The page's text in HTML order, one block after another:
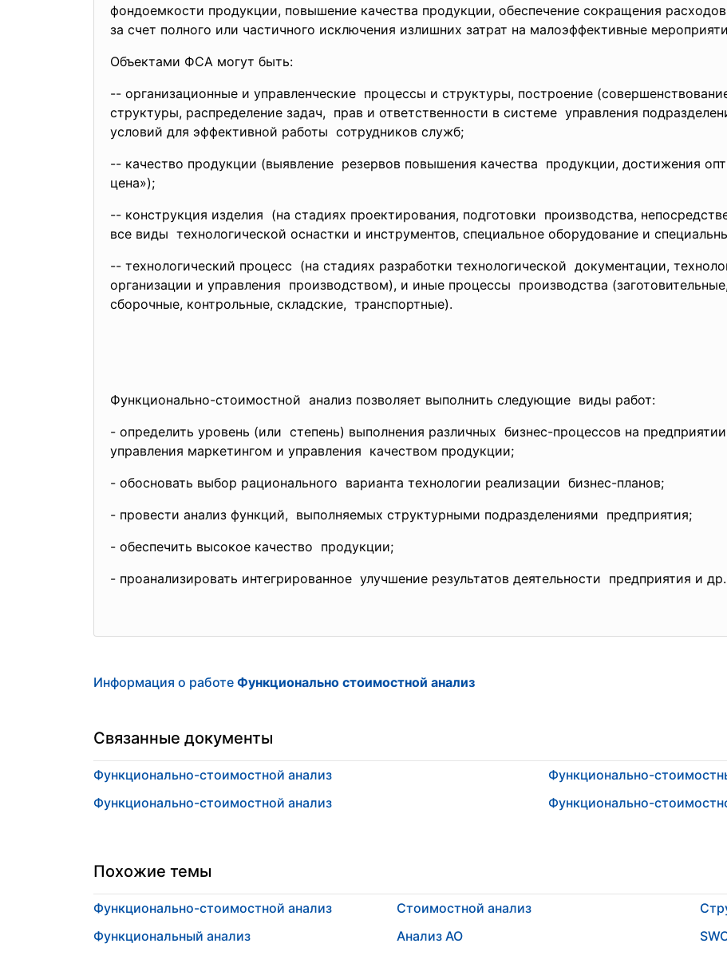
фондоемкости продукции, повышение качества продукции, обеспечение сокращения
за счет полного или частичного исключения излишних затрат на малоэффективные
Объектами ФСА могут быть:
-- организационные и управленческие процессы и структуры, построение
структуры, распределение задач, прав и ответственности в системе управления
условий для эффективной работы сотрудников служб;
-- качество продукции (выявление резервов повышения качества продукции, достижения
цена»);
-- конструкция изделия (на стадиях проектирования, подготовки производства,
все виды технологической оснастки и инструментов, специальное оборудование и
-- технологический процесс (на стадиях разработки технологической документации,
организации и управления производством), и иные процессы производства
сборочные, контрольные, складские, транспортные).
Функционально-стоимостной анализ позволяет выполнить следующие виды работ:
- определить уровень (или степень) выполнения различных бизнес-процессов на
управления маркетингом и управления качеством продукции;
- обосновать выбор рационального варианта технологии реализации бизнес-планов;
- провести анализ функций, выполняемых структурными подразделениями предприятия;
- обеспечить высокое качество продукции;
- проанализировать интегрированное улучшение результатов деятельности предприятия и др.
Информация о работе Функционально стоимостной анализ
Связанные документы
Функционально-стоимостной анализ
Функционально-стоимостной анализ
Функционально-
Функционально-
Похожие темы
Функционально-стоимостной анализ
Функциональный анализ
Стоимостной анализ
Анализ АО